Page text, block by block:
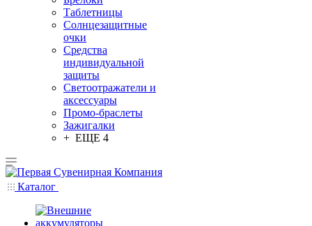
Таблетницы
Солнцезащитные
очки
Средства
индивидуальной
защиты
Светоотражатели и
аксессуары
Промо-браслеты
Зажигалки
+ ЕЩЕ 4
Каталог